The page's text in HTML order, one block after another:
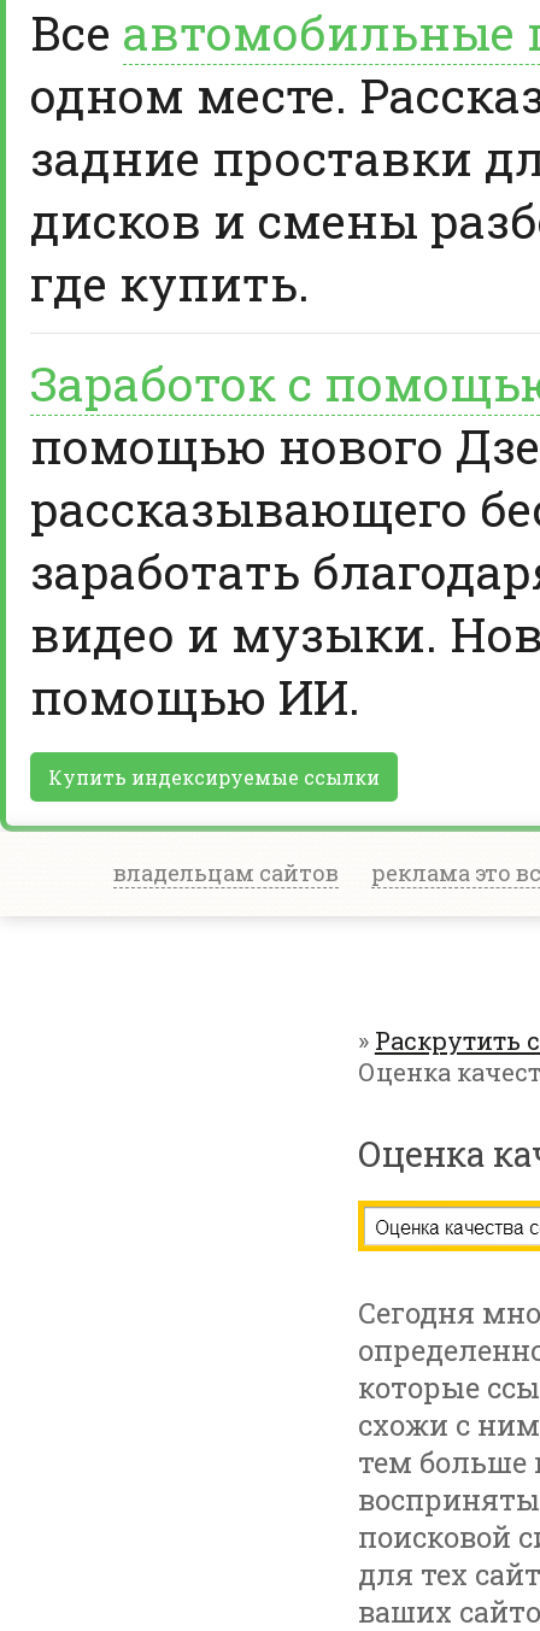
Все автомобильные
одном месте.
задние проставки
дисков и смены
где купить.
Заработок с
помощью нового
рассказывающего
заработать
видео и музыки.
помощью ИИ.
Купить индексируемые ссылки
владельцам сайтов реклама это
» Раскрутить
Оценка
Оценка
Сегодня
которые
схожи с
тем больше
восприняты
поисковой
для тех
ваших